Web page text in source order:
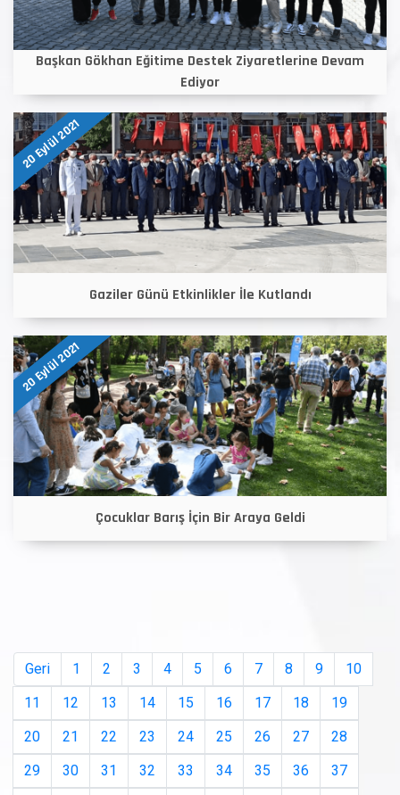
Başkan Gökhan Eğitime Destek Ziyaretlerine Devam
Ediyor
20 Eylül 2021
Gaziler Günü Etkinlikler İle Kutlandı
20 Eylül 2021
Çocuklar Barış İçin Bir Araya Geldi
Geri 1 2 3 4 5 6 7 8 9
10
11
12 13 14 15 16 17 18
19
20
21 22 23 24 25 26 27
28
29
30 31 32 33 34 35 36
37